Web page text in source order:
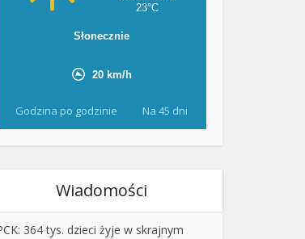
Godzina po godzinie Na 45 dni
Wiadomości
364 tys. dzieci żyje w skrajnym